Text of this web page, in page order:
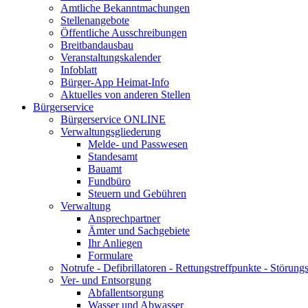
Amtliche Bekanntmachungen
Stellenangebote
Öffentliche Ausschreibungen
Breitbandausbau
Veranstaltungskalender
Infoblatt
Bürger-App Heimat-Info
Aktuelles von anderen Stellen
Bürgerservice
Bürgerservice ONLINE
Verwaltungsgliederung
Melde- und Passwesen
Standesamt
Bauamt
Fundbüro
Steuern und Gebühren
Verwaltung
Ansprechpartner
Ämter und Sachgebiete
Ihr Anliegen
Formulare
Notrufe - Defibrillatoren - Rettungstreffpunkte -
Ver- und Entsorgung
Abfallentsorgung
Wasser und Abwasser